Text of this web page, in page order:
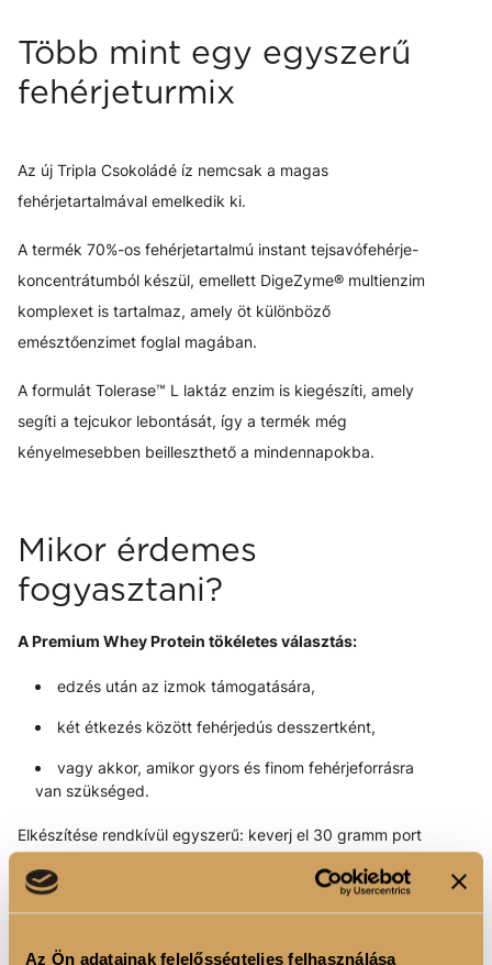
Az Ön adatainak felelősségteljes felhasználása
Több mint egy egyszerű
fehérjeturmix
Az új Tripla Csokoládé íz nemcsak a magas
fehérjetartalmával emelkedik ki.
A termék 70%-os fehérjetartalmú instant tejsavófehérje-
koncentrátumból készül, emellett DigeZyme® multienzim
komplexet is tartalmaz, amely öt különböző
emésztőenzimet foglal magában.
A formulát Tolerase™ L laktáz enzim is kiegészíti, amely
segíti a tejcukor lebontását, így a termék még
kényelmesebben beilleszthető a mindennapokba.
Mikor érdemes
fogyasztani?
A Premium Whey Protein tökéletes választás:
edzés után az izmok támogatására,
két étkezés között fehérjedús desszertként,
vagy akkor, amikor gyors és finom fehérjeforrásra
van szükséged.
Elkészítése rendkívül egyszerű: keverj el 30 gramm port
250–300 ml vízben, és már fogyaszthatod is. A lágy,
krémes állag és az intenzív csokoládés íz garantáltan